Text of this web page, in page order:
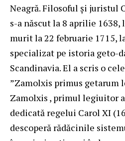
Neagră. Filosoful și juristul
s-a născut la 8 aprilie 1638,
murit la 22 februarie 1715,
specializat pe istoria geto-
Scandinavia. El a scris o
”Zamolxis primus getarum
Zamolxis , primul legiuitor
dedicată regelui Carol XI
descoperă rădăcinile